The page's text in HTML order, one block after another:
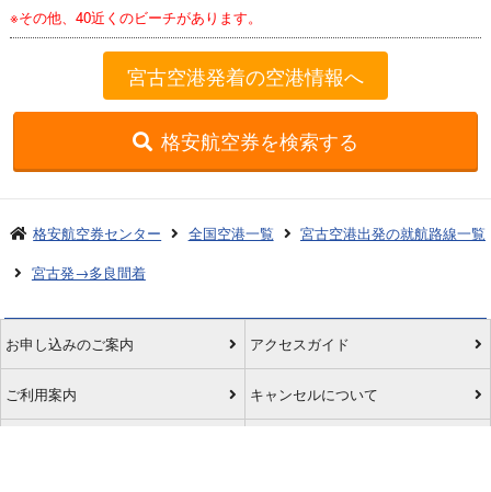
※その他、40近くのビーチがあります。
宮古空港発着の空港情報へ
格安航空券を検索する
格安航空券センター 全国空港一覧
宮古空港出発の就航路線一覧
宮古発→多良間着
お申し込みのご案内 アクセスガイド
ご利用案内 キャンセルについて